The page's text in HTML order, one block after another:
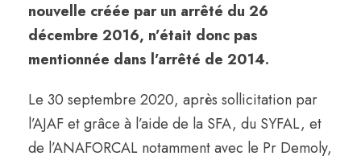
nouvelle créée par un arrêté du 26
décembre 2016, n’était donc pas
mentionnée dans l’arrêté de 2014.
Le 30 septembre 2020, après sollicitation par
l’AJAF et grâce à l’aide de la SFA, du SYFAL, et
de l’ANAFORCAL notamment avec le Pr Demoly,